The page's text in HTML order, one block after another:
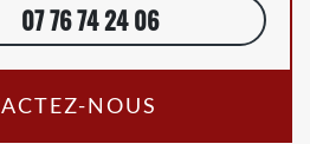
07 76 74 24 06
NOUS